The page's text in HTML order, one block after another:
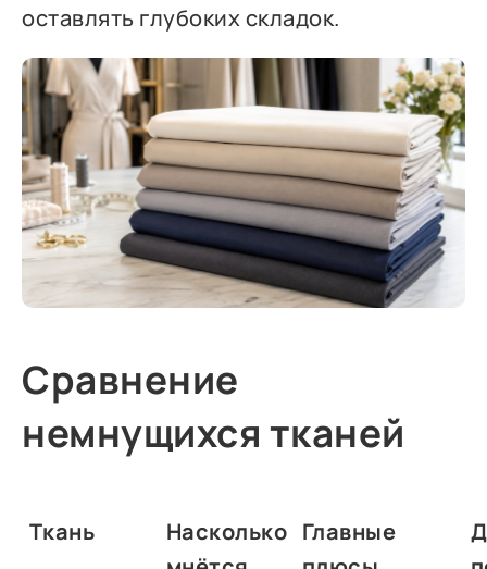
оставлять глубоких складок.
Сравнение
немнущихся тканей
Ткань
Насколько Главные